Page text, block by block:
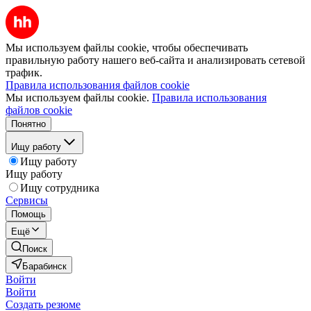
Мы используем файлы cookie, чтобы обеспечивать
правильную работу нашего веб-сайта и анализировать сетевой
трафик.
Правила использования файлов cookie
Мы используем файлы cookie. Правила использования
файлов cookie
Понятно
Ищу работу
Ищу работу
Ищу работу
Ищу сотрудника
Сервисы
Помощь
Ещё
Поиск
Барабинск
Войти
Войти
Создать резюме